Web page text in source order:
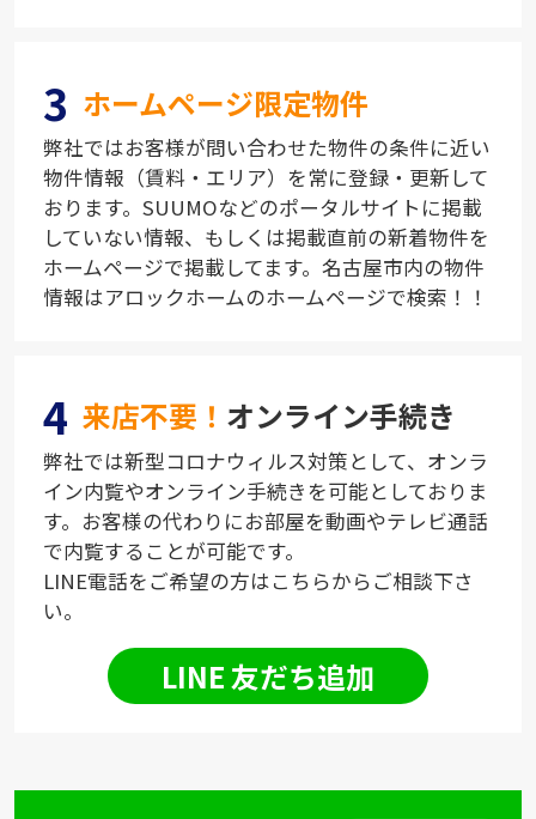
3 ホームページ限定物件
弊社ではお客様が問い合わせた物件の条件に近い
物件情報（賃料・エリア）を常に登録・更新して
おります。SUUMOなどのポータルサイトに掲載
していない情報、もしくは掲載直前の新着物件を
ホームページで掲載してます。名古屋市内の物件
情報はアロックホームのホームページで検索！！
4 来店不要！ オンライン手続き
弊社では新型コロナウィルス対策として、オンラ
イン内覧やオンライン手続きを可能としておりま
す。お客様の代わりにお部屋を動画やテレビ通話
で内覧することが可能です。
LINE電話をご希望の方はこちらからご相談下さ
い。
LINE 友だち追加